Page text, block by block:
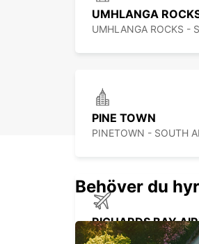
UMHLANGA
UMHLANGA ROCKS -
PINE TOWN
PINETOWN - SOUTH
RICHARDS BAY
RICHARDS BAY -
Behöver du